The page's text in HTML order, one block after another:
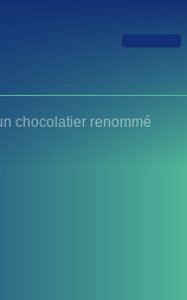
chocolatier renommé